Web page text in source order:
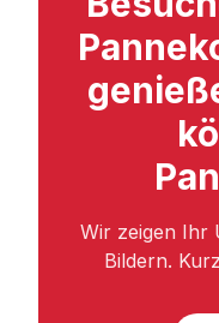
Wir zeigen Ihr
Bildern.